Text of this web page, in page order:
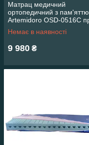
Матрац медичний
ортопедичний з пам'яттю
Artemidoro OSD-0516C
(від) пролежнів
антипролежневий
Немає в наявності
9 980 ₴